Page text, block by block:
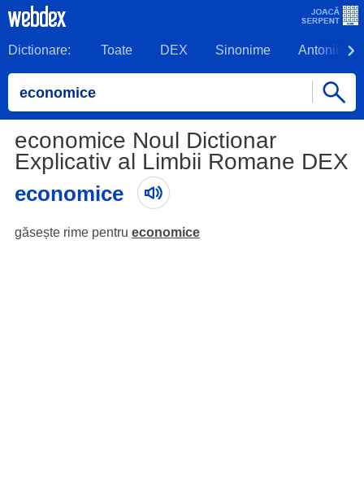
Dictionare: Toate DEX Sinonime Antonime
economice Noul Dictionar
Explicativ al Limbii Romane DEX
economice
găsește rime pentru economice